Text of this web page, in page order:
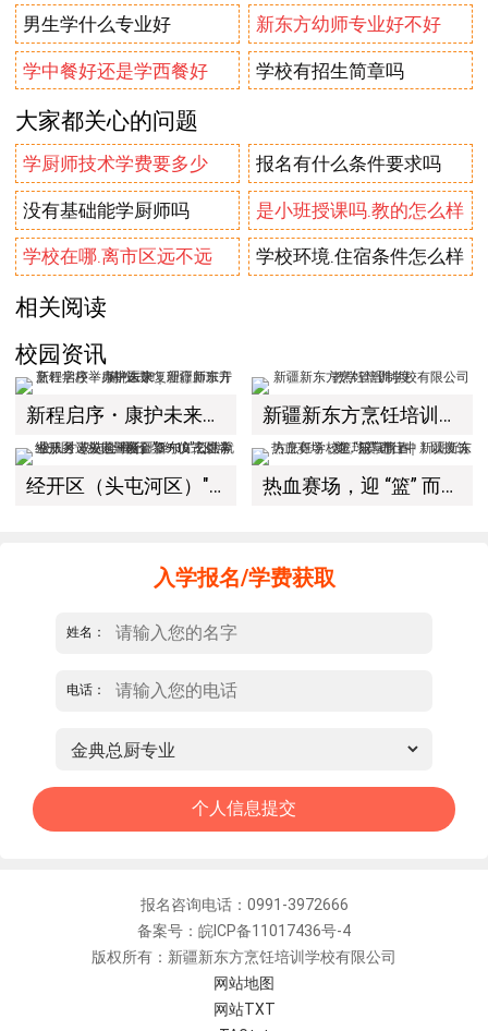
男生学什么专业好 新东方幼师专业好不好
学中餐好还是学西餐好 学校有招生简章吗
大家都关心的问题
学厨师技术学费要多少 报名有什么条件要求吗
没有基础能学厨师吗 是小班授课吗.教的怎么样
学校在哪.离市区远不远 学校环境.住宿条件怎么样
相关阅读
校园资讯
新程启序・康护未来｜新疆新东方烹饪学校举办中医康复理疗师班开幕仪式！ 新疆新东方烹饪培训学校有限公司教学管理制度
经开区（头屯河区）"3+10"公共就业服务进校园暨新疆新东方烹饪学校人才双选会+校企签约仪式圆满举行 热血赛场，迎 “篮” 而上｜新疆新东方烹饪学校篮球赛进行中！以技筑梦，乐享青春
入学报名/学费获取
姓名：
电话：
报名咨询电话：0991-3972666
备案号：皖ICP备11017436号-4
版权所有：新疆新东方烹饪培训学校有限公司
网站地图
网站TXT